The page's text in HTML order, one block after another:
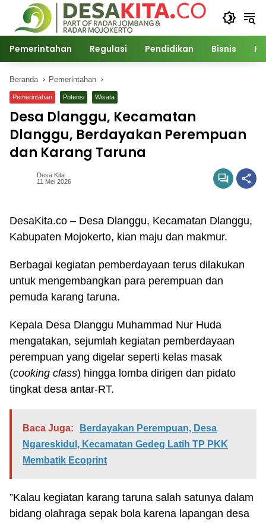
Langsung
konten
Pemerintahan Regulasi Pendidikan Bisnis
Beranda Pemerintahan
Pemerintahan Potensi Wisata
Desa Dlanggu, Kecamatan
Dlanggu, Berdayakan Perempuan
dan Karang Taruna
Desa Kita
11 Mei 2026
DesaKita.co – Desa Dlanggu, Kecamatan Dlanggu,
Kabupaten Mojokerto, kian maju dan makmur.
Berbagai kegiatan pemberdayaan terus dilakukan
untuk mengembangkan para perempuan dan
pemuda karang taruna.
Kepala Desa Dlanggu Muhammad Nur Huda
mengatakan, sejumlah kegiatan pemberdayaan
perempuan yang digelar seperti kelas masak
(cooking class) hingga lomba dirigen dan pidato
tingkat desa antar-RT.
Baca Juga:
Berdayakan Perempuan, Desa
Ngareskidul, Kecamatan Gedeg Latih TP PKK
Membatik Ecoprint
”Kalau kegiatan karang taruna salah satunya dalam
bidang olahraga sepak bola karena lapangan desa